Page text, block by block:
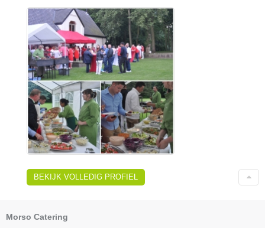
BEKIJK VOLLEDIG PROFIEL
Morso Catering